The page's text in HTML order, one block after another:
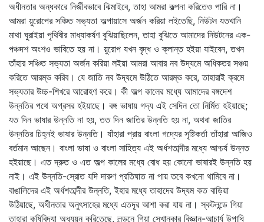
অধীনতার অন্ধকারে নির্জীবভাবে ঝিমাইবে, তাহা আমরা কল্পনা করিতেও পারি না।
আমরা য়ুরোপের সঞ্চিত সভ্যতা অল্পায়াসে অর্জন করিয়া লইতেছি, নিউটন যতখানি
মাথা ঘুরাইয়া পৃথিবীর মাধ্যাকর্ষণ বুঝিয়াছিলেন, তাহা বুঝিতে আমাদের নিউটনের এক-
পঞ্চদশ অংশও ভাবিতে হয় না। য়ুরোপ যখন বৃদ্ধ ও ক্লান্ত হইয়া যাইবেন, তখন
তাঁহার সঞ্চিত সভ্যতা অর্জন করিয়া লইয়া আমরা আবার নব উদ্যমে অধিকতর সঞ্চয়
করিতে আরম্ভ করিব। যে জাতি নব উদ্যমে উঠিতে আরম্ভ করে, তাহারাই ক্রমে
সভ্যতার উচ্চ-শিখরে আরোহণ করে। কী অল্প কালের মধ্যে আমাদের বঙ্গদেশ
উন্নতির পথে অগ্রসর হইয়াছে। বঙ্গ ভাষায় গদ্য এই সেদিন তো নির্মিত হইয়াছে;
যত দিন ভাষার উন্নতি না হয়, তত দিন জাতির উন্নতি হয় না, অথবা জাতির
উন্নতির চিহ্নই ভাষার উন্নতি। যাঁহারা প্রায় বাংলা গদ্যের সৃষ্টিকর্তা তাঁহারা আজিও
বর্তমান আছেন। বাংলা ভাষা ও বাংলা সাহিত্য এই অর্ধশতাব্দীর মধ্যে আশ্চর্য উন্নত
হইয়াছে। এত দ্রুত ও এত অল্প কালের মধ্যে বোধ হয় কোনো ভাষারই উন্নতি হয়
নাই। এই উন্নতি-স্রোত যদি দারুণ প্রতিঘাত না পায় তবে কখনো থামিবে না।
বাঙালিদের এই অর্ধশতাব্দীর উন্নতি, ইহার মধ্যে তাহাদের উদ্যম কত বাড়িয়া
উঠিয়াছে, অধীনতার অনুৎসাহের মধ্যে এতদূর আশা করা যায় না। স্কটলন্ডে গিয়া
তাহারা কৃষিবিদ্যা অধ্যয়ন করিতেছে, লন্ডনে গিয়া সেখানকার বিজ্ঞান-আচার্য উপাধি